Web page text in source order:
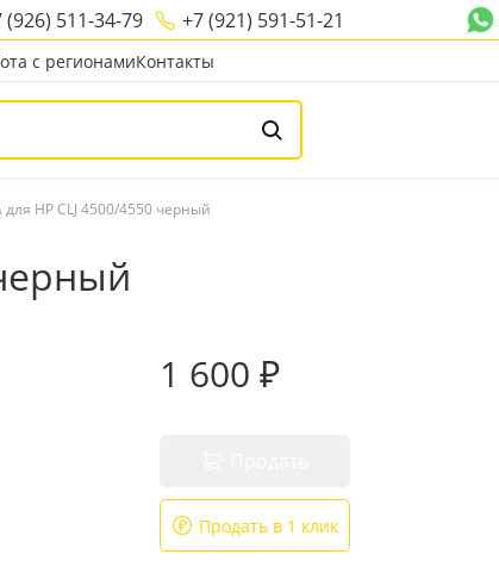
(926) 511-34-79 +7 (921) 591-51-21
с регионамиКонтакты
HP CLJ 4500/4550 черный
1 600 ₽
Продать в 1 клик